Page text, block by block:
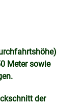
Meter sowie
der